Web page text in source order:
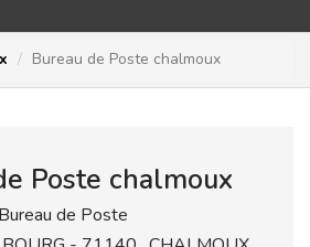
Bureau de Poste chalmoux
Poste chalmoux
Bureau de Poste